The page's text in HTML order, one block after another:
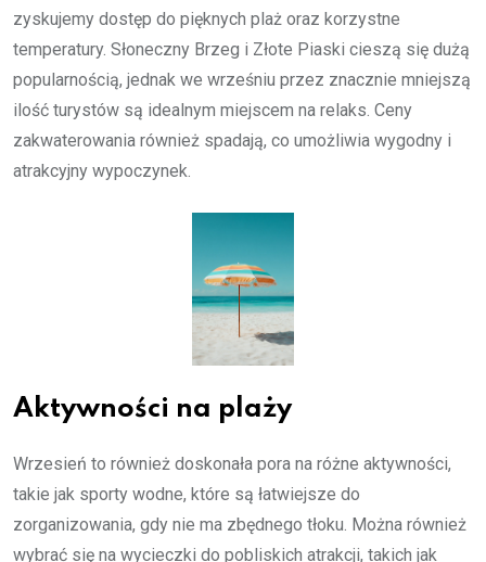
zyskujemy dostęp do pięknych plaż oraz korzystne
temperatury. Słoneczny Brzeg i Złote Piaski cieszą się dużą
popularnością, jednak we wrześniu przez znacznie mniejszą
ilość turystów są idealnym miejscem na relaks. Ceny
zakwaterowania również spadają, co umożliwia wygodny i
atrakcyjny wypoczynek.
Aktywności na plaży
Wrzesień to również doskonała pora na różne aktywności,
takie jak sporty wodne, które są łatwiejsze do
zorganizowania, gdy nie ma zbędnego tłoku. Można również
wybrać się na wycieczki do pobliskich atrakcji, takich jak